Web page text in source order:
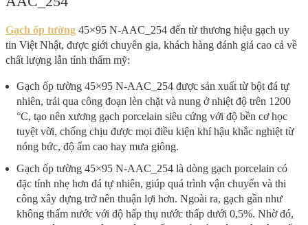
Gạch ốp tường 45×95 N-AAC_254 đến từ thương hiệu gạch uy
tin Việt Nhật, được giới chuyên gia, khách hàng đánh giá cao cả về
chất lượng lẫn tính thẩm mỹ:
Gạch ốp tường 45×95 N-AAC_254 được sản xuất từ bột đá tự
nhiên, trải qua công đoạn lèn chặt và nung ở nhiệt độ trên 1200
°C, tạo nên xương gạch porcelain siêu cứng với độ bền cơ học
tuyệt vời, chống chịu được mọi điều kiện khí hậu khắc nghiệt từ
nóng bức, độ ẩm cao hay mưa giông.
Gạch ốp tường 45×95 N-AAC_254 là dòng gạch porcelain có
đặc tính nhẹ hơn đá tự nhiên, giúp quá trình vận chuyển và thi
công xây dựng trở nên thuận lợi hơn. Ngoài ra, gạch gần như
không thấm nước với độ hấp thụ nước thấp dưới 0,5%. Nhờ đó,